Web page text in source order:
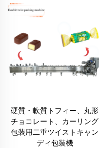
硬質・軟質トフィー、丸形
チョコレート、カーリング
包装用二重ツイストキャン
ディ包装機